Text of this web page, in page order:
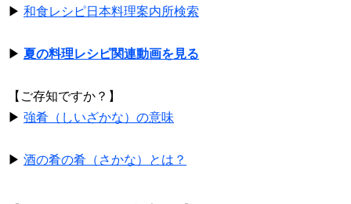
▶ 和食レシピ日本料理案内所検索
▶ 夏の料理レシピ関連動画を見る
【ご存知ですか？】
▶ 強肴（しいざかな）の意味
▶ 酒の肴の肴（さかな）とは？